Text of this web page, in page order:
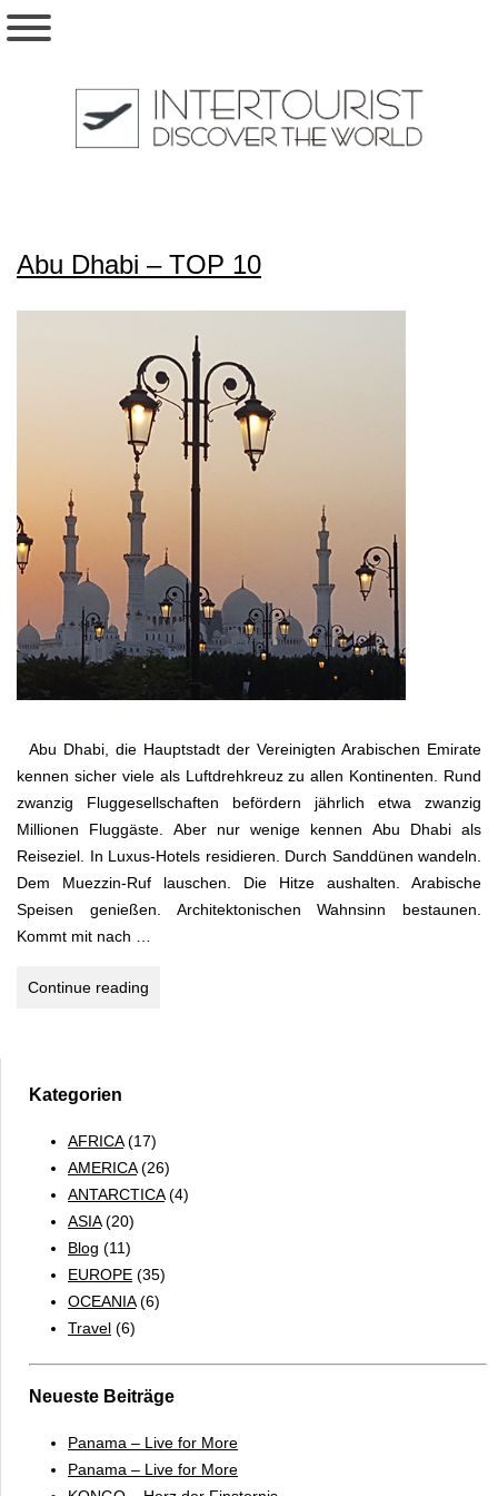
Abu Dhabi – TOP 10
Abu Dhabi, die Hauptstadt der Vereinigten Arabischen Emirate
kennen sicher viele als Luftdrehkreuz zu allen Kontinenten. Rund
zwanzig Fluggesellschaften befördern jährlich etwa zwanzig
Millionen Fluggäste. Aber nur wenige kennen Abu Dhabi als
Reiseziel. In Luxus-Hotels residieren. Durch Sanddünen wandeln.
Dem Muezzin-Ruf lauschen. Die Hitze aushalten. Arabische
Speisen genießen. Architektonischen Wahnsinn bestaunen.
Kommt mit nach …
Continue reading
Kategorien
AFRICA(17)
AMERICA(26)
ANTARCTICA(4)
ASIA(20)
Blog (11)
EUROPE (35)
OCEANIA(6)
Travel (6)
Neueste Beiträge
Panama – Live for More
Panama – Live for More